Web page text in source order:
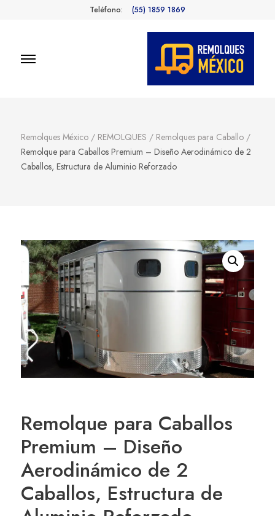
Teléfono: (55) 1859 1869
Remolques México / REMOLQUES / Remolques para Caballo /
Remolque para Caballos Premium – Diseño Aerodinámico de 2
Caballos, Estructura de Aluminio Reforzado
Remolque para Caballos
Premium – Diseño
Aerodinámico de 2
Caballos, Estructura de